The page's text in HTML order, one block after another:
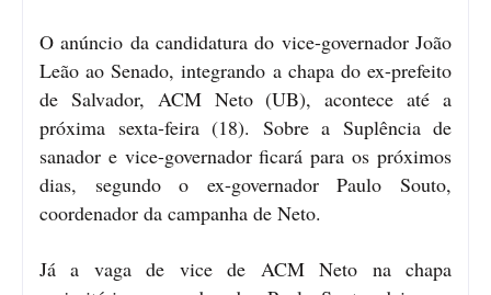
O anúncio da candidatura do vice-governador João
Leão ao Senado, integrando a chapa do ex-prefeito
de Salvador, ACM Neto (UB), acontece até a
próxima sexta-feira (18). Sobre a Suplência de
sanador e vice-governador ficará para os próximos
dias, segundo o ex-governador Paulo Souto,
coordenador da campanha de Neto.
Já a vaga de vice de ACM Neto na chapa